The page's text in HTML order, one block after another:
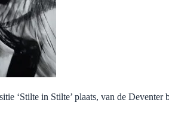
‘Stilte in Stilte’ plaats, van de Deventer